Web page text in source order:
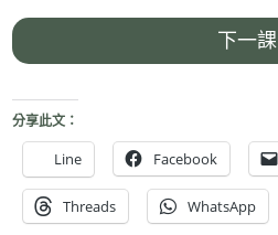
下一課
分享此文：
Line Facebook
Threads WhatsApp